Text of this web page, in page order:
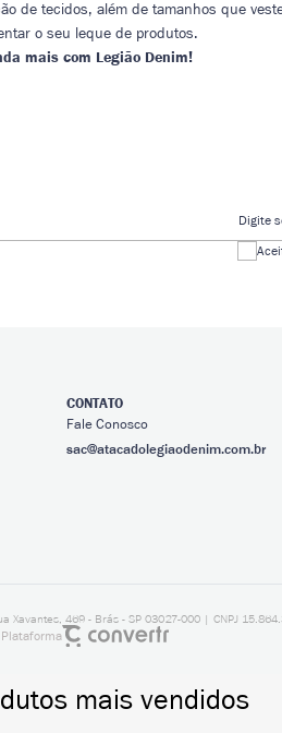
de tecidos, além de tamanhos que
o seu leque de produtos.
mais com Legião Denim!
Digite
CONTATO
Fale Conosco
sac@atacadolegiaodenim.com.br
Xavantes, 469 - Brás - SP 03027-000 | CNPJ
Plataforma